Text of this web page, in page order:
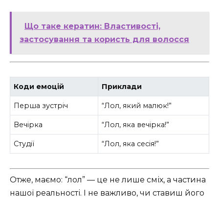
Що таке кератин: Властивості,
застосування та користь для волосся
Коди емоцій Приклади
Перша зустріч “Лол, який малюк!”
Вечірка “Лол, яка вечірка!”
Студії “Лол, яка сесія!”
Отже, маємо: “лол” — це не лише сміх, а частина
нашої реальності. І не важливо, чи ставиш його